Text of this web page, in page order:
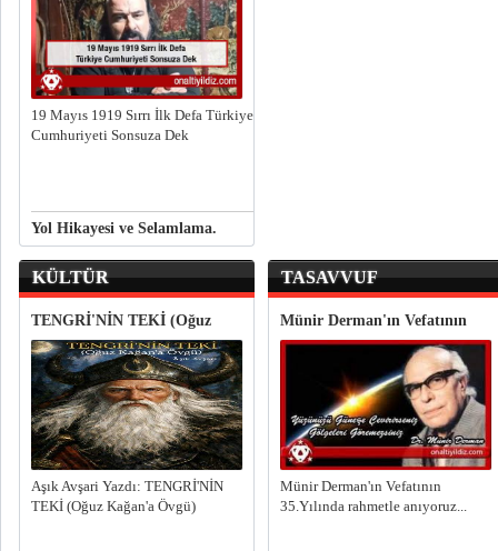
Dek
19 Mayıs 1919 Sırrı İlk Defa Türkiye
Cumhuriyeti Sonsuza Dek
Yol Hikayesi ve Selamlama.
Emperyalizme ve Siyonizme
Yolun Sonu Gözüküyor
KÜLTÜR
TENGRİ'NİN TEKİ (Oğuz
Kağan'a Övgü)
Aşık Avşari Yazdı: TENGRİ'NİN
TEKİ (Oğuz Kağan'a Övgü)
TASAVVUF
Münir Derman'ın Vefatının
Münir Derman'ın Vefatının
35.Yılında rahmetle anıyoruz...